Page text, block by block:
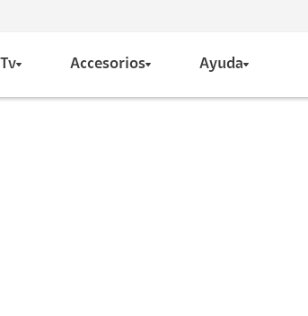
Accesorios Ayuda